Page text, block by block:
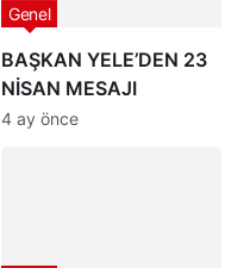
BAŞKAN YELE’DEN 23
NİSAN MESAJI
Genel
4 ay önce